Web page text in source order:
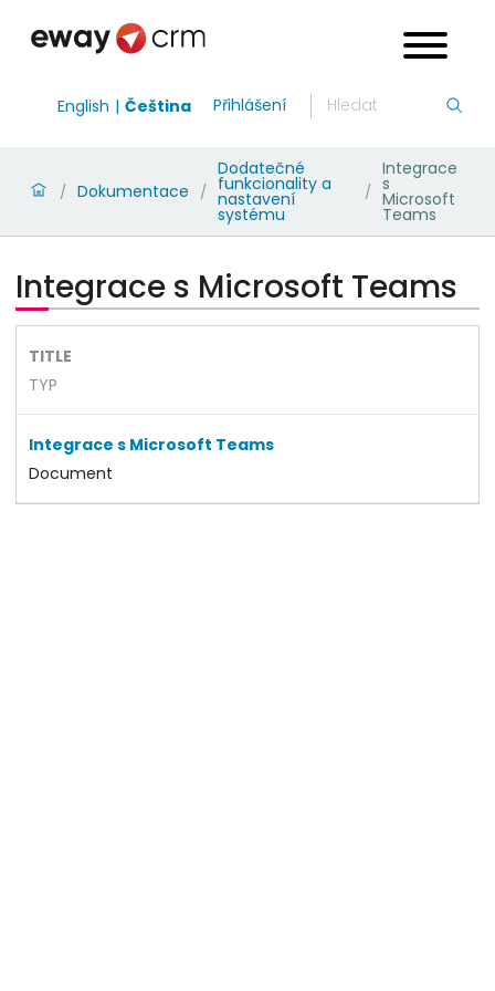
English Čeština Přihlášení
/ Dokumentace /
Dodatečné
funkcionality a
nastavení
systému
/
Integrace
s
Microsoft
Teams
Integrace s Microsoft Teams
TITLE
TYP
Integrace s Microsoft Teams
Document